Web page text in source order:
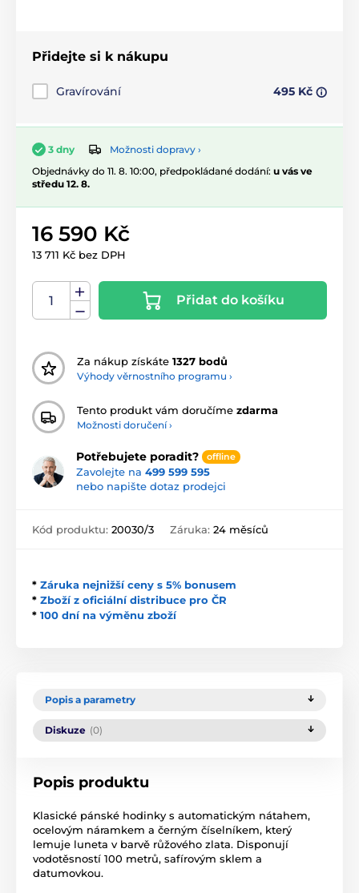
Přidejte si k nákupu
Gravírování 495 Kč
3 dny
Možnosti dopravy ›
Objednávky do 11. 8. 10:00, předpokládané dodání: u vás ve
středu 12. 8.
16 590 Kč
13 711 Kč bez DPH
Přidat do košíku
Za nákup získáte 1327 bodů
Výhody věrnostního programu ›
Tento produkt vám doručíme zdarma
Možnosti doručení ›
Potřebujete poradit? offline
Zavolejte na 499 599 595
nebo napište dotaz prodejci
Kód produktu: 20030/3 Záruka: 24 měsíců
* Záruka nejnižší ceny s 5% bonusem
* Zboží z oficiální distribuce pro ČR
* 100 dní na výměnu zboží
Popis a parametry
Diskuze (0)
Popis produktu
Klasické pánské hodinky s automatickým nátahem,
ocelovým náramkem a černým číselníkem, který
lemuje luneta v barvě růžového zlata. Disponují
vodotěsností 100 metrů, safírovým sklem a
datumovkou.